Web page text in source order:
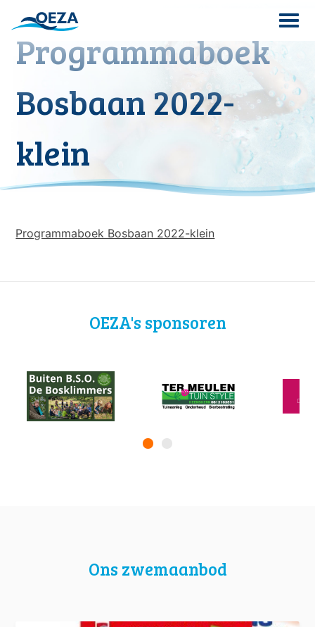
content
Search
Programmaboek
Bosbaan 2022-
klein
Programmaboek Bosbaan 2022-klein
OEZA's sponsoren
Ons zwemaanbod